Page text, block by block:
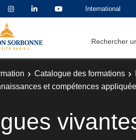
International
Rechercher
Catalogue des formations
et compétences